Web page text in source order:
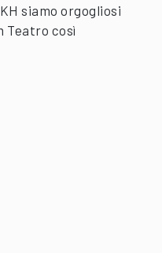
siamo orgogliosi
Teatro così